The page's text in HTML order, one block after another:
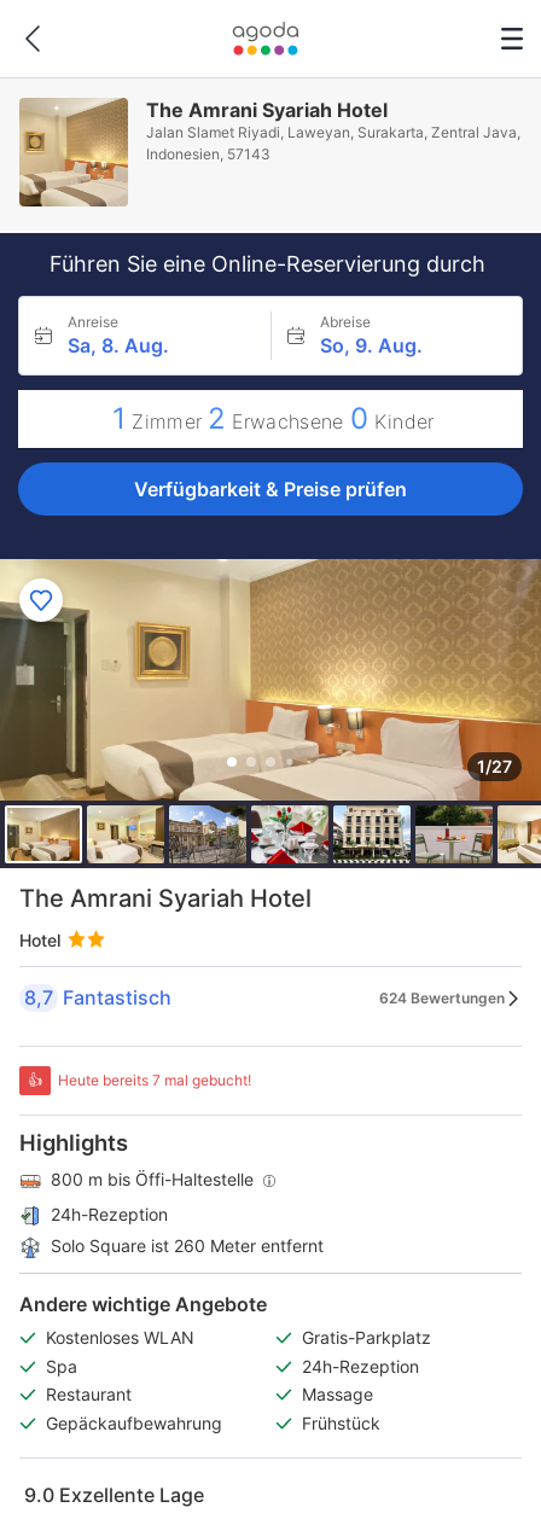
The Amrani Syariah Hotel
Jalan Slamet Riyadi, Laweyan, Surakarta, Zentral Java,
Indonesien, 57143
Führen Sie eine Online-Reservierung durch
Anreise
Sa, 8. Aug.
Abreise
So, 9. Aug.
1 Zimmer 2 Erwachsene 0 Kinder
Verfügbarkeit & Preise prüfen
1/27
The Amrani Syariah Hotel
Hotel
8,7 Fantastisch 624 Bewertungen
👍 Heute bereits 7 mal gebucht!
Highlights
800 m bis Öffi-Haltestelle
24h-Rezeption
Solo Square ist 260 Meter entfernt
Andere wichtige Angebote
Kostenloses WLAN
Gratis-Parkplatz
Spa
24h-Rezeption
Restaurant
Massage
Gepäckaufbewahrung
Frühstück
9.0 Exzellente Lage